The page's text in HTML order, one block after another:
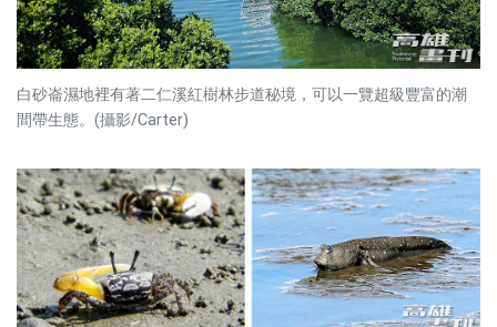
白砂崙濕地裡有著二仁溪紅樹林步道秘境，可以一覽超級豐富的潮
間帶生態。(攝影/Carter)